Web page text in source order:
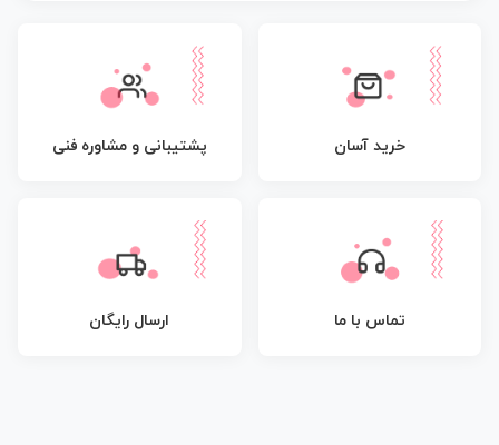
خرید آسان پشتیبانی و مشاوره فنی
تماس با ما ارسال رایگان